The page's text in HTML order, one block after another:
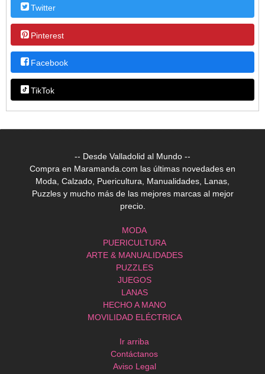
Twitter
Pinterest
Facebook
TikTok
-- Desde Valladolid al Mundo --
Compra en Maramanda.com las últimas novedades en
Moda, Calzado, Puericultura, Manualidades, Lanas,
Puzzles y mucho más de las mejores marcas al mejor
precio.
MODA
PUERICULTURA
ARTE & MANUALIDADES
PUZZLES
JUEGOS
LANAS
HECHO A MANO
MOVILIDAD ELÉCTRICA
Ir arriba
Contáctanos
Aviso Legal